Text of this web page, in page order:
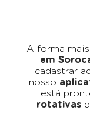
A forma
em
cadastrar
nosso
está
rotativas